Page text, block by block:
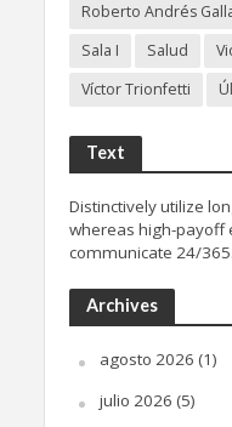
Roberto Andrés
Sala I
Salud
Víctor Trionfetti
Text
Distinctively utilize
whereas high-payoff
communicate 24/365.
Archives
agosto 2026 (1)
julio 2026 (5)